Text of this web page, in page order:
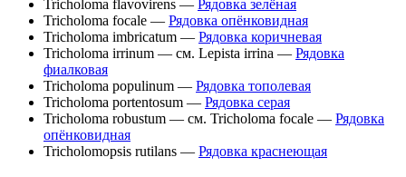
Tricholoma flavovirens — Рядовка зелёная
Tricholoma focale — Рядовка опёнковидная
Tricholoma imbricatum — Рядовка коричневая
Tricholoma irrinum — см. Lepista irrina — Рядовка
фиалковая
Tricholoma populinum — Рядовка тополевая
Tricholoma portentosum — Рядовка серая
Tricholoma robustum — см. Tricholoma focale — Рядовка
опёнковидная
Tricholomopsis rutilans — Рядовка краснеющая